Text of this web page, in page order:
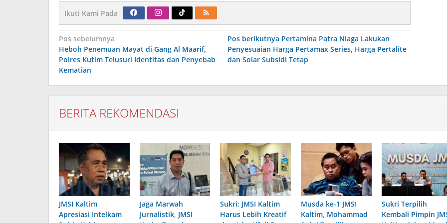
Ikuti Kami Pada
Navigasi
pos
Pos sebelumnya
Heboh Penemuan Mayat di Gang Al Maarif,
Polres Kutim Telusuri Identitas dan Penyebab
Kematian
Pos berikutnya Pertamina Patra Niaga Lakukan
Penyesuaian Harga Pertamax Series, Harga Pertalite
dan Solar Subsidi Tetap
BERITA REKOMENDASI
JMSI Kaltim
Apresiasi Intelkam
Jaga Marwah
Jurnalistik, JMSI
Sukri: JMSI Kaltim
Harus Lebih Kreatif
Musda ke-1 JMSI
Kaltim, Mohammad
Sukri Terpilih
Kembali Pimpin